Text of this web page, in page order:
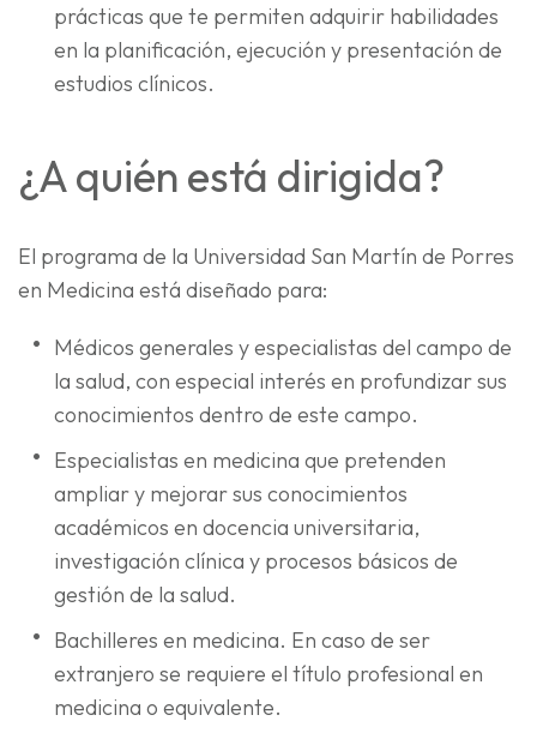
prácticas que te permiten adquirir habilidades
en la planificación, ejecución y presentación de
estudios clínicos.
¿A quién está dirigida?
El programa de la Universidad San Martín de Porres
en Medicina está diseñado para:
Médicos generales y especialistas del campo de
la salud, con especial interés en profundizar sus
conocimientos dentro de este campo.
Especialistas en medicina que pretenden
ampliar y mejorar sus conocimientos
académicos en docencia universitaria,
investigación clínica y procesos básicos de
gestión de la salud.
Bachilleres en medicina. En caso de ser
extranjero se requiere el título profesional en
medicina o equivalente.